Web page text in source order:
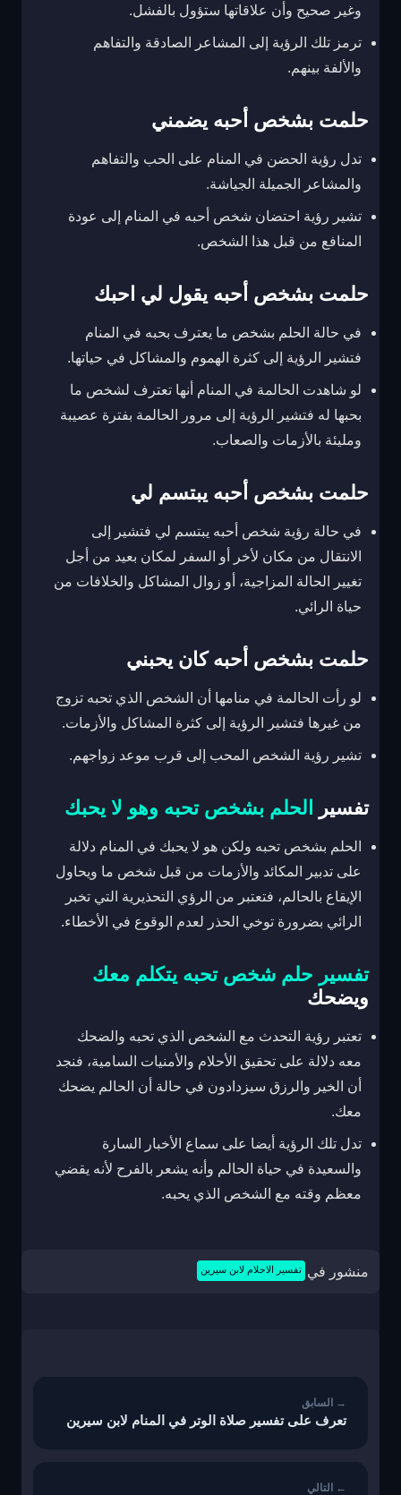
وغير صحيح وأن علاقاتها ستؤول بالفشل.
ترمز تلك الرؤية إلى المشاعر الصادقة والتفاهم
والألفة بينهم.
حلمت بشخص أحبه يضمني
تدل رؤية الحضن في المنام على الحب والتفاهم
والمشاعر الجميلة الجياشة.
تشير رؤية احتضان شخص أحبه في المنام إلى عودة
المنافع من قبل هذا الشخص.
حلمت بشخص أحبه يقول لي احبك
في حالة الحلم بشخص ما يعترف بحبه في المنام
فتشير الرؤية إلى كثرة الهموم والمشاكل في حياتها.
لو شاهدت الحالمة في المنام أنها تعترف لشخص ما
بحبها له فتشير الرؤية إلى مرور الحالمة بفترة عصيبة
ومليئة بالأزمات والصعاب.
حلمت بشخص أحبه يبتسم لي
في حالة رؤية شخص أحبه يبتسم لي فتشير إلى
الانتقال من مكان لأخر أو السفر لمكان بعيد من أجل
تغيير الحالة المزاجية، أو زوال المشاكل والخلافات من
حياة الرائي.
حلمت بشخص أحبه كان يحبني
لو رأت الحالمة في منامها أن الشخص الذي تحبه تزوج
من غيرها فتشير الرؤية إلى كثرة المشاكل والأزمات.
تشير رؤية الشخص المحب إلى قرب موعد زواجهم.
تفسير الحلم بشخص تحبه وهو لا يحبك
الحلم بشخص تحبه ولكن هو لا يحبك في المنام دلالة
على تدبير المكائد والأزمات من قبل شخص ما ويحاول
الإيقاع بالحالم، فتعتبر من الرؤي التحذيرية التي تخبر
الرائي بضرورة توخي الحذر لعدم الوقوع في الأخطاء.
تفسير حلم شخص تحبه يتكلم معك
ويضحك
تعتبر رؤية التحدث مع الشخص الذي تحبه والضحك
معه دلالة على تحقيق الأحلام والأمنيات السامية، فنجد
أن الخير والرزق سيزدادون في حالة أن الحالم يضحك
معك.
تدل تلك الرؤية أيضا على سماع الأخبار السارة
والسعيدة في حياة الحالم وأنه يشعر بالفرح لأنه يقضي
معظم وقته مع الشخص الذي يحبه.
منشور في تفسير الاحلام لابن سيرين
تعرف على تفسير صلاة الوتر في المنام لابن سيرين